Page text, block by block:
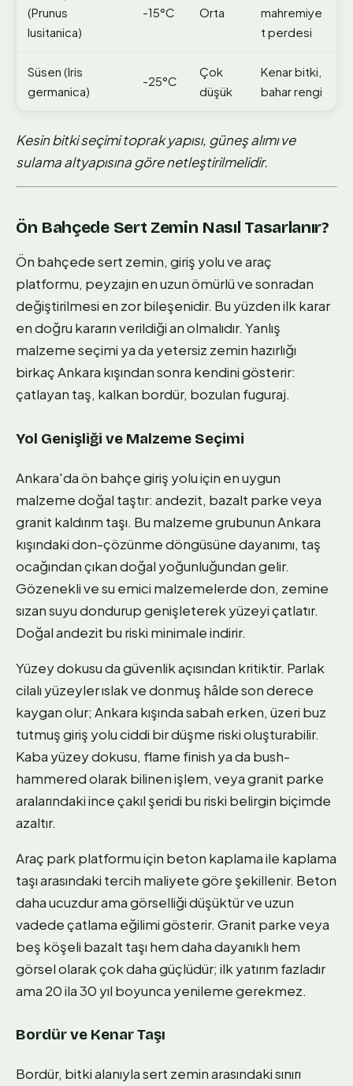
(Prunus
lusitanica)
-15°C Orta
mahremiye
t perdesi
Süsen (Iris
germanica)
-25°C
Çok
düşük
Kenar bitki,
bahar rengi
Kesin bitki seçimi toprak yapısı, güneş alımı ve
sulama altyapısına göre netleştirilmelidir.
Ön Bahçede Sert Zemin Nasıl Tasarlanır?
Ön bahçede sert zemin, giriş yolu ve araç
platformu, peyzajın en uzun ömürlü ve sonradan
değiştirilmesi en zor bileşenidir. Bu yüzden ilk karar
en doğru kararın verildiği an olmalıdır. Yanlış
malzeme seçimi ya da yetersiz zemin hazırlığı
birkaç Ankara kışından sonra kendini gösterir:
çatlayan taş, kalkan bordür, bozulan fuguraj.
Yol Genişliği ve Malzeme Seçimi
Ankara'da ön bahçe giriş yolu için en uygun
malzeme doğal taştır: andezit, bazalt parke veya
granit kaldırım taşı. Bu malzeme grubunun Ankara
kışındaki don-çözünme döngüsüne dayanımı, taş
ocağından çıkan doğal yoğunluğundan gelir.
Gözenekli ve su emici malzemelerde don, zemine
sızan suyu dondurup genişleterek yüzeyi çatlatır.
Doğal andezit bu riski minimale indirir.
Yüzey dokusu da güvenlik açısından kritiktir. Parlak
cilalı yüzeyler ıslak ve donmuş hâlde son derece
kaygan olur; Ankara kışında sabah erken, üzeri buz
tutmuş giriş yolu ciddi bir düşme riski oluşturabilir.
Kaba yüzey dokusu, flame finish ya da bush-
hammered olarak bilinen işlem, veya granit parke
aralarındaki ince çakıl şeridi bu riski belirgin biçimde
azaltır.
Araç park platformu için beton kaplama ile kaplama
taşı arasındaki tercih maliyete göre şekillenir. Beton
daha ucuzdur ama görselliği düşüktür ve uzun
vadede çatlama eğilimi gösterir. Granit parke veya
beş köşeli bazalt taşı hem daha dayanıklı hem
görsel olarak çok daha güçlüdür; ilk yatırım fazladır
ama 20 ila 30 yıl boyunca yenileme gerekmez.
Bordür ve Kenar Taşı
Bordür, bitki alanıyla sert zemin arasındaki sınırı